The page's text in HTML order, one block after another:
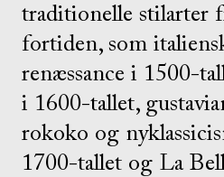
traditionelle stilarter
fortiden, som
renæssance i 1500-
i 1600-tallet,
rokoko og
1700-tallet og La